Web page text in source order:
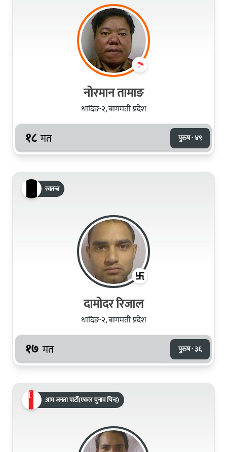
नोरमान तामाङ
धादिङ-२, बागमती प्रदेश
१८ मत पुरुष · ४९
स्वतन्त्र
दामोदर रिजाल
धादिङ-२, बागमती प्रदेश
१७ मत पुरुष · ३६
आम जनता पार्टी(एकल चुनाव चिन्ह)